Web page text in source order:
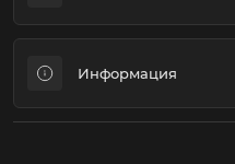
Подарочные пакеты-
Информация